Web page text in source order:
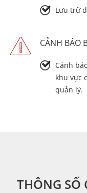
Lưu trữ
CẢNH BÁO
Cảnh
khu vực
quản lý.
THÔNG SỐ